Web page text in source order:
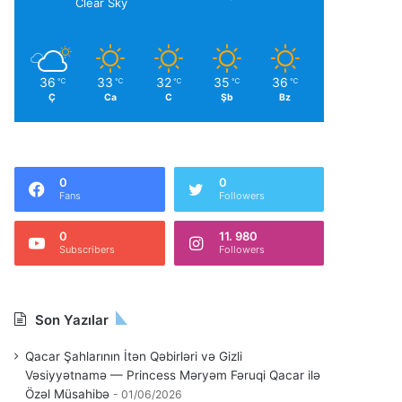
36 ℃
Ç
33 ℃
Ca
32 ℃
C
35 ℃
Şb
36 ℃
Bz
0
Fans
0
Followers
0
Subscribers
11. 980
Followers
Son Yazılar
Qacar Şahlarının İtən Qəbirləri və Gizli
Vəsiyyətnamə — Princess Məryəm Fəruqi Qacar ilə
Özəl Müsahibə
01/06/2026